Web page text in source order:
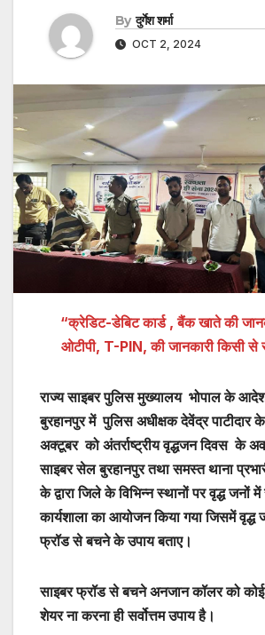
By दुर्गेश शर्मा
OCT 2, 2024
“क्रेडिट-डेबिट कार्ड , बैंक खाते की
ओटीपी, T-PIN, की जानकारी किसी से
राज्य साइबर पुलिस मुख्यालय भोपाल के
बुरहानपुर में पुलिस अधीक्षक देवेंद्र पाटीदार
अक्टूबर को अंतर्राष्ट्रीय वृद्धजन दिवस के
साइबर सेल बुरहानपुर तथा समस्त थाना
के द्वारा जिले के विभिन्न स्थानों पर वृद्ध जनों
कार्यशाला का आयोजन किया गया जिसमें वृद्ध
फ्रॉड से बचने के उपाय बताए।
साइबर फ्रॉड से बचने अनजान कॉलर को कोई
शेयर ना करना ही सर्वोत्तम उपाय है।